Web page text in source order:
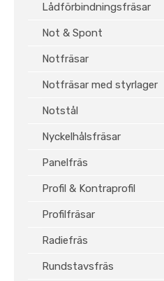
Lådförbindningsfräsar
Not & Spont
Notfräsar
Notfräsar med styrlager
Notstål
Nyckelhålsfräsar
Panelfräs
Profil & Kontraprofil
Profilfräsar
Radiefräs
Rundstavsfräs